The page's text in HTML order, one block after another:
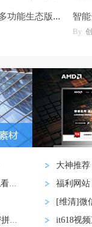
it618钱包充值提现多功能生态版 v9.1.6
By
福利网站丨VOL.02 10个免费在线观看影视网
it618视频直播网校视频加密VIP卡密拼课认证
大神推
[维清]微